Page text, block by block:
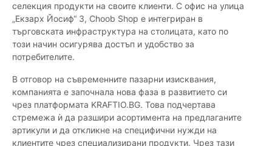
селекция продукти на своите клиенти. С офис на улица
„Екзарх Йосиф“ 3, Choob Shop е интегриран в
търговската инфраструктура на столицата, като по
този начин осигурява достъп и удобство за
потребителите.
В отговор на съвременните пазарни изисквания,
компанията е започнала нова фаза в развитието си
чрез платформата KRAFTIO.BG. Това подчертава
стремежа ѝ да разшири асортимента на предлаганите
артикули и да откликне на специфични нужди на
клиентите чрез специализирани продукти. Чрез тази